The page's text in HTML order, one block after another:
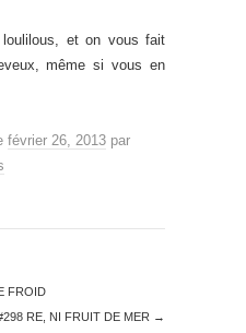
et on vous fait
même si vous en
février 26, 2013 par
FROID
RE, NI FRUIT DE MER →